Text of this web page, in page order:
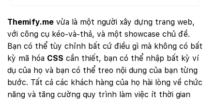
Themify.me vừa là một người xây dựng trang web,
với công cụ kéo-và-thả, và một showcase chủ đề.
Bạn có thể tùy chỉnh bất cứ điều gì mà không có bất
kỳ mã hóa CSS cần thiết, bạn có thể nhập bất kỳ ví
dụ của họ và bạn có thể treo nội dung của bạn từng
bước. Tất cả các khách hàng của họ hài lòng về chức
năng và tăng cường quy trình làm việc ít thời gian